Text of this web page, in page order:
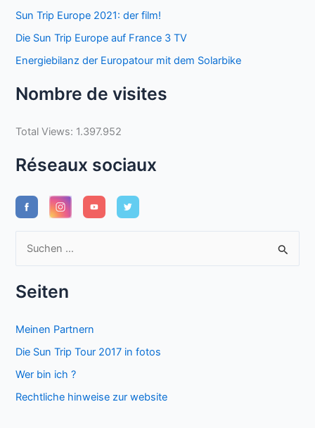
Sun Trip Europe 2021: der film!
Die Sun Trip Europe auf France 3 TV
Energiebilanz der Europatour mit dem Solarbike
Nombre de visites
Total Views: 1.397.952
Réseaux sociaux
h
c
Seiten
Meinen Partnern
Die Sun Trip Tour 2017 in fotos
Wer bin ich ?
Rechtliche hinweise zur website